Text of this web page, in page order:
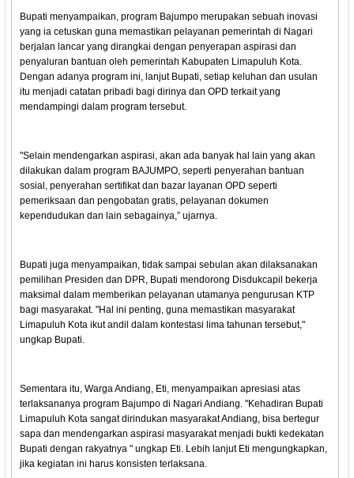
Bupati menyampaikan, program Bajumpo merupakan sebuah inovasi
yang ia cetuskan guna memastikan pelayanan pemerintah di Nagari
berjalan lancar yang dirangkai dengan penyerapan aspirasi dan
penyaluran bantuan oleh pemerintah Kabupaten Limapuluh Kota.
Dengan adanya program ini, lanjut Bupati, setiap keluhan dan usulan
itu menjadi catatan pribadi bagi dirinya dan OPD terkait yang
mendampingi dalam program tersebut.
"Selain mendengarkan aspirasi, akan ada banyak hal lain yang akan
dilakukan dalam program BAJUMPO, seperti penyerahan bantuan
sosial, penyerahan sertifikat dan bazar layanan OPD seperti
pemeriksaan dan pengobatan gratis, pelayanan dokumen
kependudukan dan lain sebagainya,” ujarnya.
Bupati juga menyampaikan, tidak sampai sebulan akan dilaksanakan
pemilihan Presiden dan DPR, Bupati mendorong Disdukcapil bekerja
maksimal dalam memberikan pelayanan utamanya pengurusan KTP
bagi masyarakat. "Hal ini penting, guna memastikan masyarakat
Limapuluh Kota ikut andil dalam kontestasi lima tahunan tersebut,"
ungkap Bupati.
Sementara itu, Warga Andiang, Eti, menyampaikan apresiasi atas
terlaksananya program Bajumpo di Nagari Andiang. "Kehadiran Bupati
Limapuluh Kota sangat dirindukan masyarakat Andiang, bisa bertegur
sapa dan mendengarkan aspirasi masyarakat menjadi bukti kedekatan
Bupati dengan rakyatnya " ungkap Eti. Lebih lanjut Eti mengungkapkan,
jika kegiatan ini harus konsisten terlaksana.